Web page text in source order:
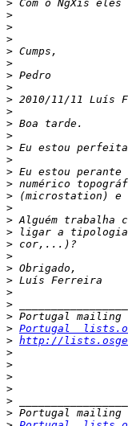
>
>
>
>
>
>
>
>
> 2010/11/11 Luís
>
>
>
>
>
>
>
>
>
>
>
>
>
>
>
>
>
>
> Portugal
> http://
>
>
>
>
>
>